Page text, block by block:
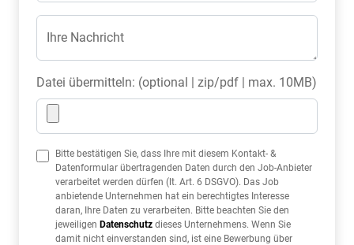
Ihre Nachricht
Datei übermitteln: (optional | zip/pdf | max. 10MB)
Bitte bestätigen Sie, dass Ihre mit diesem Kontakt- &
Datenformular übertragenden Daten durch den Job-Anbieter
verarbeitet werden dürfen (lt. Art. 6 DSGVO). Das Job
anbietende Unternehmen hat ein berechtigtes Interesse
daran, Ihre Daten zu verarbeiten. Bitte beachten Sie den
jeweiligen Datenschutz dieses Unternehmens. Wenn Sie
damit nicht einverstanden sind, ist eine Bewerbung über